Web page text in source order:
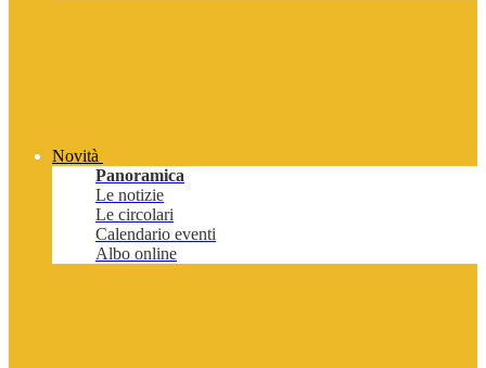
Novità
Panoramica
Le notizie
Le circolari
Calendario eventi
Albo online